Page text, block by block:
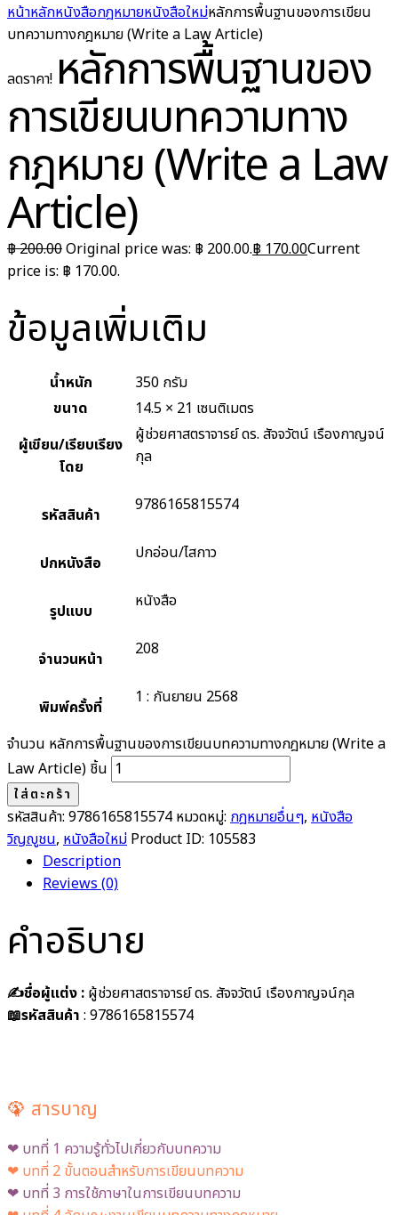
หน้าหลักหนังสือกฎหมายหนังสือใหม่หลักการพื้นฐานของการเขียน
บทความทางกฎหมาย (Write a Law Article)
ลดราคา! หลักการพื้นฐานของ
การเขียนบทความทาง
กฎหมาย (Write a Law
Article)
฿200.00Original price was: ฿ 200.00.฿ 170.00Current
price is: ฿ 170.00.
ข้อมูลเพิ่มเติม
น้ำหนัก
350 กรัม
ขนาด
14.5 × 21 เซนติเมตร
ผู้เขียน/เรียบเรียง
โดย
ผู้ช่วยศาสตราจารย์ ดร. สัจจวัตน์ เรืองกาญจน์
กุล
รหัสสินค้า 9786165815574
ปกหนังสือ ปกอ่อน/ไสกาว
รูปแบบ หนังสือ
จำนวนหน้า 208
พิมพ์ครั้งที่ 1 : กันยายน 2568
จำนวน หลักการพื้นฐานของการเขียนบทความทางกฎหมาย (Write a
Law Article) ชิ้น
ใส่ตะกร้า
รหัสสินค้า: 9786165815574 หมวดหมู่: กฎหมายอื่นๆ, หนังสือ
วิญญูชน, หนังสือใหม่ Product ID: 105583
Description
Reviews (0)
คำอธิบาย
✍️ชื่อผู้แต่ง : ผู้ช่วยศาสตราจารย์ ดร. สัจจวัตน์ เรืองกาญจน์กุล
📖รหัสสินค้า : 9786165815574
🦚 สารบาญ
❤︎ บทที่ 1 ความรู้ทั่วไปเกี่ยวกับบทความ
❤︎ บทที่ 2 ขั้นตอนสำหรับการเขียนบทความ
❤︎ บทที่ 3 การใช้ภาษาในการเขียนบทความ